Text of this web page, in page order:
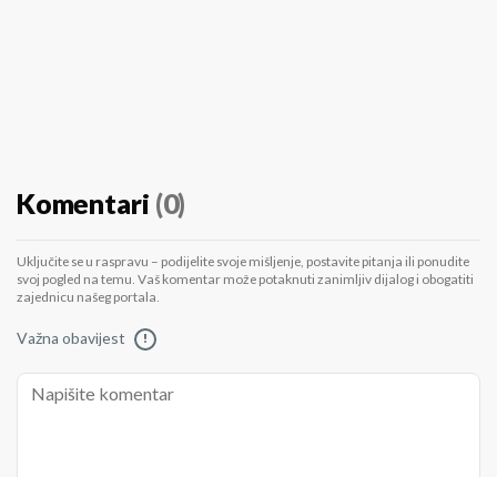
Komentari (0)
Uključite se u raspravu – podijelite svoje mišljenje, postavite pitanja ili ponudite
svoj pogled na temu. Vaš komentar može potaknuti zanimljiv dijalog i obogatiti
zajednicu našeg portala.
Važna obavijest !